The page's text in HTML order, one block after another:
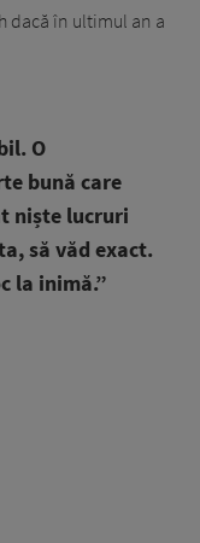
dacă în ultimul an a
O
bună care
niște lucruri
să văd exact.
la inimă.”